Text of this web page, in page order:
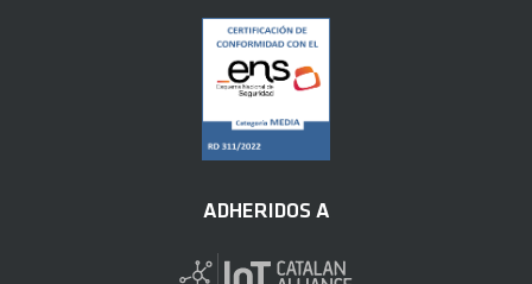
ADHERIDOS A